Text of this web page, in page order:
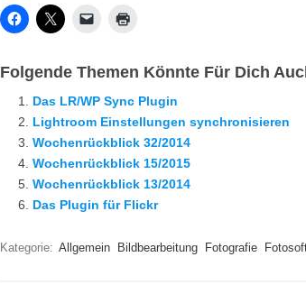
Folgende Themen Könnte Für Dich
Das LR/WP Sync Plugin
Lightroom Einstellungen synchronisieren
Wochenrückblick 32/2014
Wochenrückblick 15/2015
Wochenrückblick 13/2014
Das Plugin für Flickr
Kategorie: Allgemein Bildbearbeitung Fotografie